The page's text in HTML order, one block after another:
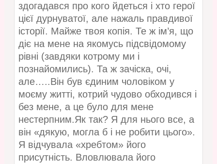
здогадався про кого йдеться і хто герої
цієї дурнуватої, але нажаль правдивої
історії. Майже твоя копія. Те ж ім’я, що
діє на мене на якомусь підсвідомому
рівні (завдяки котрому ми і
познайомились). Та ж зачіска, очі,
але…..Він був єдиним чоловіком у
моєму житті, котрий чудово обходився і
без мене, а це було для мене
нестерпним.Як так? Я для нього все, а
він «дякую, могла б і не робити цього».
Я відчувала «хребтом» його
присутність. Вловлювала його